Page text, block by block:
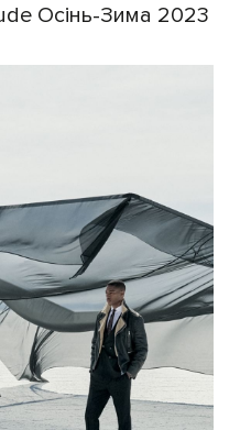
Осінь-Зима 2023